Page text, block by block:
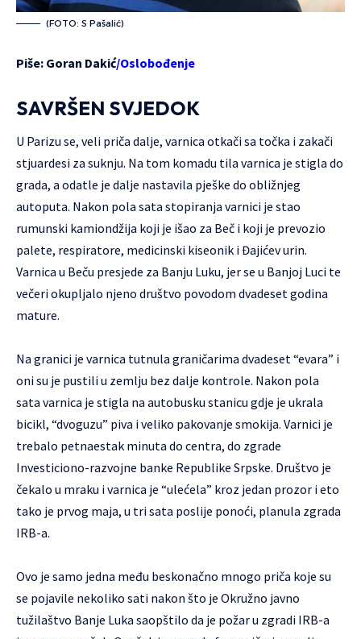
(FOTO: S Pašalić)
Piše: Goran Dakić/Oslobođenje
SAVRŠEN SVJEDOK
U Parizu se, veli priča dalje, varnica otkači sa točka i zakači
stjuardesi za suknju. Na tom komadu tila varnica je stigla do
grada, a odatle je dalje nastavila pješke do obližnjeg
autoputa. Nakon pola sata stopiranja varnici je stao
rumunski kamiondžija koji je išao za Beč i koji je prevozio
palete, respiratore, medicinski kiseonik i Đajićev urin.
Varnica u Beču presjede za Banju Luku, jer se u Banjoj Luci te
večeri okupljalo njeno društvo povodom dvadeset godina
mature.
Na granici je varnica tutnula graničarima dvadeset “evara” i
oni su je pustili u zemlju bez dalje kontrole. Nakon pola
sata varnica je stigla na autobusku stanicu gdje je ukrala
bicikl, “dvoguzu” piva i veliko pakovanje smokija. Varnici je
trebalo petnaestak minuta do centra, do zgrade
Investiciono-razvojne banke Republike Srpske. Društvo je
čekalo u mraku i varnica je “ulećela” kroz jedan prozor ieto
tako je prvog maja, u tri sata poslije ponoći, planula zgrada
IRB-a.
Ovo je samo jedna među beskonačno mnogo priča koje su
se pojavile nekoliko sati nakon što je Okružno javno
tužilaštvo Banje Luka saopštilo da je požar u zgradi IRB-a